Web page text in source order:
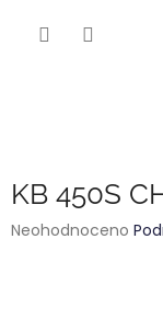
KB 450S
Průměrné
Neohodnoceno